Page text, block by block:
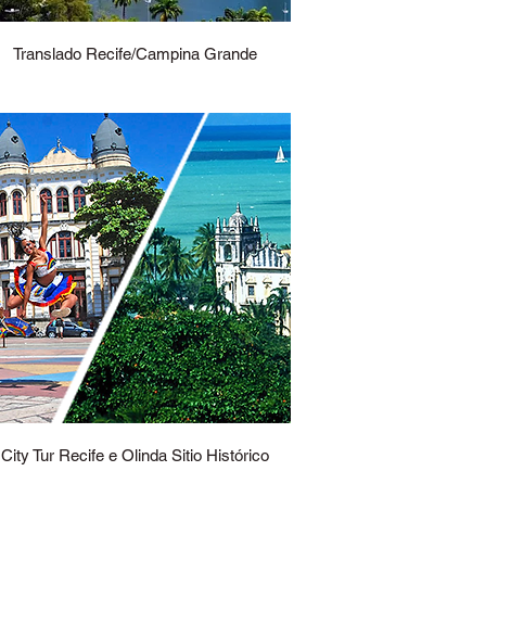
Translado Recife/Campina Grande
City Tur Recife e Olinda Sitio Histórico